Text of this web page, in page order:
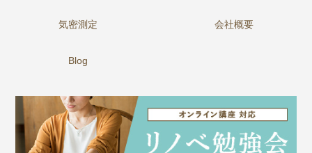
気密測定 会社概要
Blog